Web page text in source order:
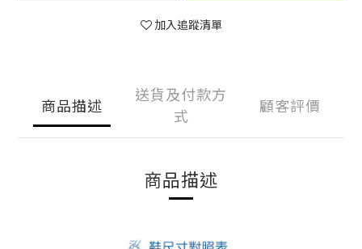
加入追蹤清單
商品描述
送貨及付款方
式
顧客評價
商品描述